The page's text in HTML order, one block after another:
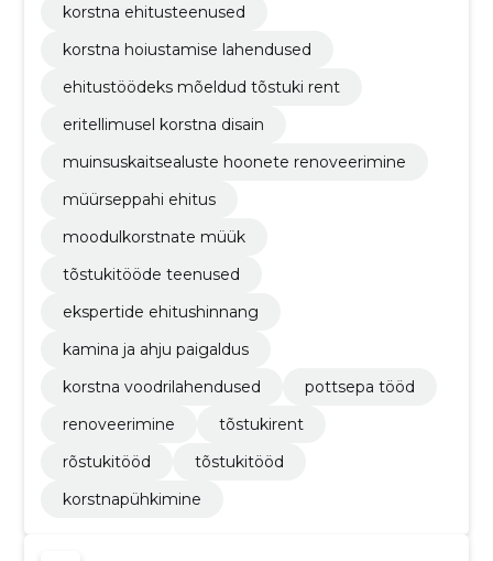
korstna ehitusteenused
korstna hoiustamise lahendused
ehitustöödeks mõeldud tõstuki rent
eritellimusel korstna disain
muinsuskaitsealuste hoonete renoveerimine
müürseppahi ehitus
moodulkorstnate müük
tõstukitööde teenused
ekspertide ehitushinnang
kamina ja ahju paigaldus
korstna voodrilahendused
pottsepa tööd
renoveerimine
tõstukirent
rõstukitööd
tõstukitööd
korstnapühkimine